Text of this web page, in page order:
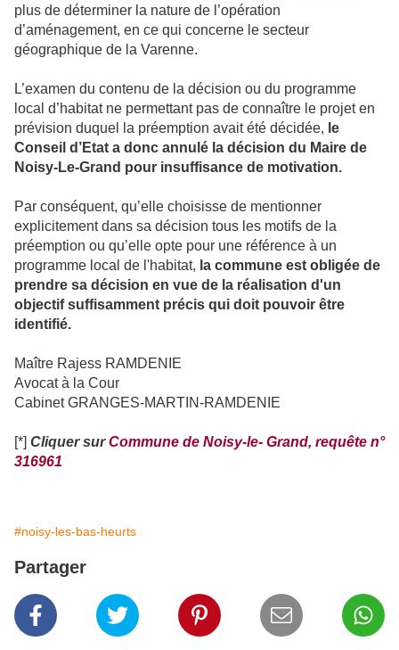
plus de déterminer la nature de l’opération
d’aménagement, en ce qui concerne le secteur
géographique de la Varenne.
L’examen du contenu de la décision ou du programme
local d’habitat ne permettant pas de connaître le projet en
prévision duquel la préemption avait été décidée, le
Conseil d’Etat a donc annulé la décision du Maire de
Noisy-Le-Grand pour insuffisance de motivation.
Par conséquent, qu’elle choisisse de mentionner
explicitement dans sa décision tous les motifs de la
préemption ou qu’elle opte pour une référence à un
programme local de l'habitat, la commune est obligée de
prendre sa décision en vue de la réalisation d'un
objectif suffisamment précis qui doit pouvoir être
identifié.
Maître Rajess RAMDENIE
Avocat à la Cour
Cabinet GRANGES-MARTIN-RAMDENIE
[*] Cliquer surCommune de Noisy-le- Grand, requête n°
316961
#noisy-les-bas-heurts
Partager